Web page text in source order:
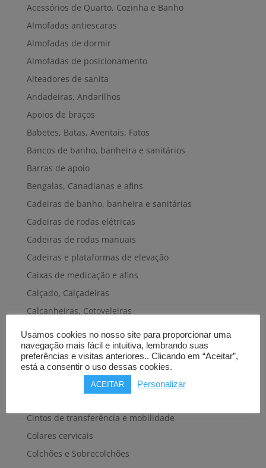
Acessórios de Quarto, Cozinha e Banho
Almofadas antiescaras
Almofadas de dormir
Almofadas de posicionamento
Alteadores de sanita
Andadeiras, Andarilhos
Apoios de braços
Babetes, Batas, Aventais, Fatos
Bancos de banho, banheira e sanitários
Barras de apoio
Bengalas, Canadianas e afins
Cadeiras de banho, banheira e sanitárias
Cadeiras de rodas elétricas
Cadeiras de rodas manuais
Cadeiras e plataformas de elevação
Caixas de medicação e afins
Calçado, Calçadeiras
Calcanheiras, Cotoveleiras
Carros hospitalares
Cestas, Arneses
Cintos de transferência e mobilidade
Colares cervicais
Colchões e Sobrecolchões
Usamos cookies no nosso site para proporcionar uma
navegação mais fácil e intuitiva, lembrando suas
preferências e visitas anteriores.. Clicando em “Aceitar”,
está a consentir o uso dessas cookies.
ACEITAR Personalizar